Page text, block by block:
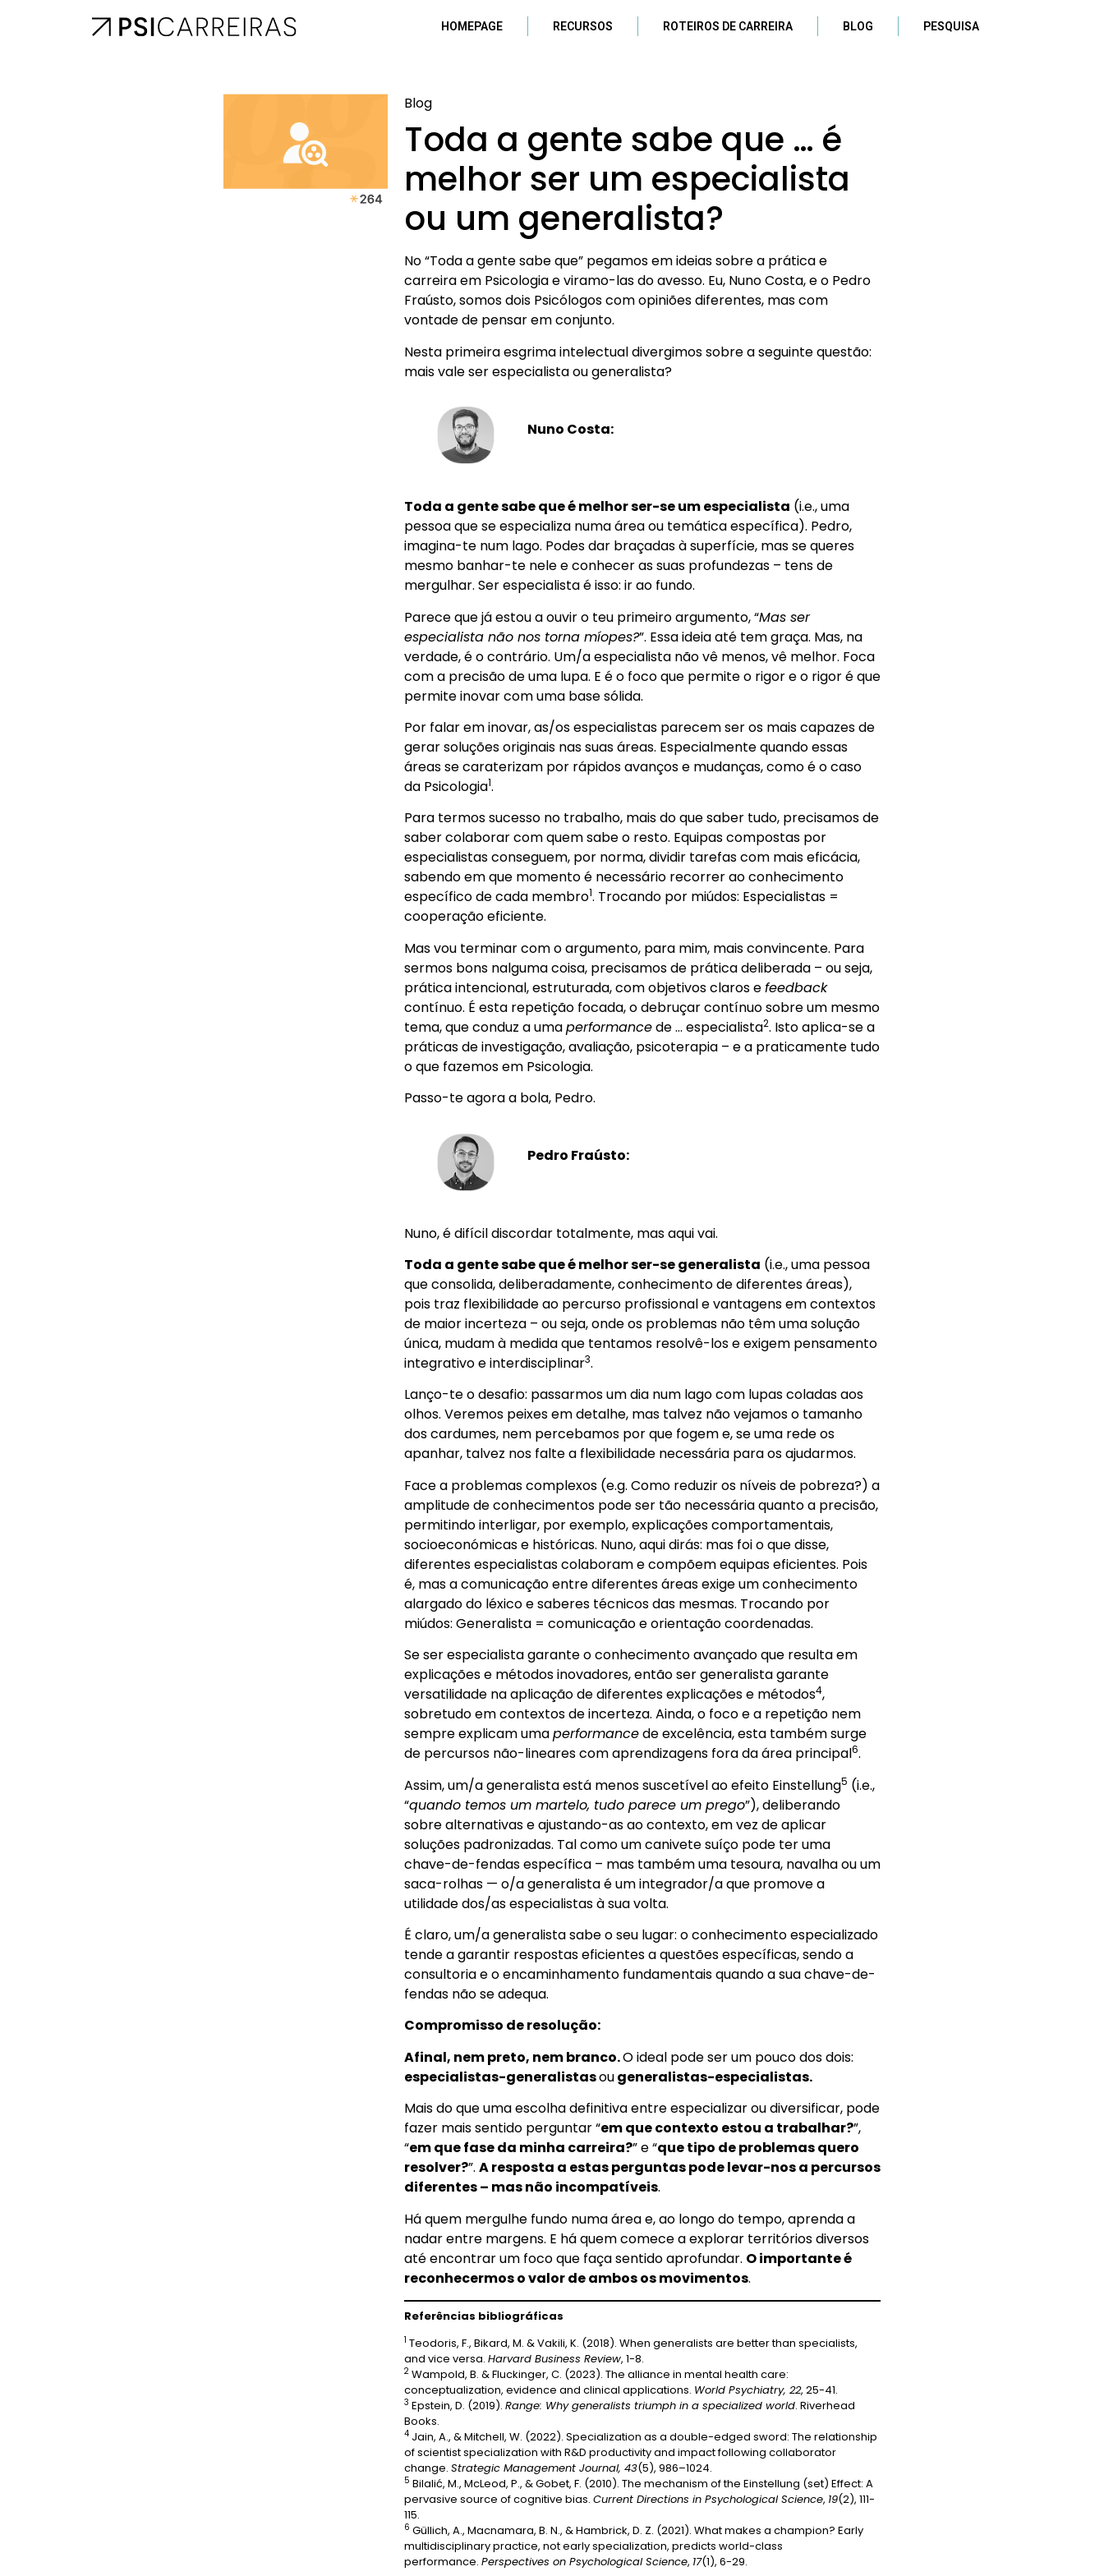
HOMEPAGE RECURSOS ROTEIROS DE CARREIRA BLOG PESQUISA
Blog
Toda a gente sabe que … é
melhor ser um especialista
ou um generalista?
No “Toda a gente sabe que” pegamos em ideias sobre a prática e
carreira em Psicologia e viramo-las do avesso. Eu, Nuno Costa, e o Pedro
Fraústo, somos dois Psicólogos com opiniões diferentes, mas com
vontade de pensar em conjunto.
Nesta primeira esgrima intelectual divergimos sobre a seguinte questão:
mais vale ser especialista ou generalista?
Nuno Costa:
Toda a gente sabe que é melhor ser-se um especialista (i.e., uma
pessoa que se especializa numa área ou temática específica). Pedro,
imagina-te num lago. Podes dar braçadas à superfície, mas se queres
mesmo banhar-te nele e conhecer as suas profundezas – tens de
mergulhar. Ser especialista é isso: ir ao fundo.
Parece que já estou a ouvir o teu primeiro argumento, “Mas ser
especialista não nos torna míopes?”. Essa ideia até tem graça. Mas, na
verdade, é o contrário. Um/a especialista não vê menos, vê melhor. Foca
com a precisão de uma lupa. E é o foco que permite o rigor e o rigor é que
permite inovar com uma base sólida.
Por falar em inovar, as/os especialistas parecem ser os mais capazes de
gerar soluções originais nas suas áreas. Especialmente quando essas
áreas se caraterizam por rápidos avanços e mudanças, como é o caso
da Psicologia1.
Para termos sucesso no trabalho, mais do que saber tudo, precisamos de
saber colaborar com quem sabe o resto. Equipas compostas por
especialistas conseguem, por norma, dividir tarefas com mais eficácia,
sabendo em que momento é necessário recorrer ao conhecimento
específico de cada membro1. Trocando por miúdos: Especialistas =
cooperação eficiente.
Mas vou terminar com o argumento, para mim, mais convincente. Para
sermos bons nalguma coisa, precisamos de prática deliberada – ou seja,
prática intencional, estruturada, com objetivos claros efeedback
contínuo. É esta repetição focada, o debruçar contínuo sobre um mesmo
tema, que conduz a umaperformancede … especialista2. Isto aplica-se a
práticas de investigação, avaliação, psicoterapia – e a praticamente tudo
o que fazemos em Psicologia.
Passo-te agora a bola, Pedro.
Pedro Fraústo:
Nuno, é difícil discordar totalmente, mas aqui vai.
Toda a gente sabe que é melhor ser-se generalista (i.e., uma pessoa
que consolida, deliberadamente, conhecimento de diferentes áreas),
pois traz flexibilidade ao percurso profissional e vantagens em contextos
de maior incerteza – ou seja, onde os problemas não têm uma solução
única, mudam à medida que tentamos resolvê-los e exigem pensamento
integrativo e interdisciplinar3.
Lanço-te o desafio: passarmos um dia num lago com lupas coladas aos
olhos. Veremos peixes em detalhe, mas talvez não vejamos o tamanho
dos cardumes, nem percebamos por que fogem e, se uma rede os
apanhar, talvez nos falte a flexibilidade necessária para os ajudarmos.
Face a problemas complexos (e.g. Como reduzir os níveis de pobreza?) a
amplitude de conhecimentos pode ser tão necessária quanto a precisão,
permitindo interligar, por exemplo, explicações comportamentais,
socioeconómicas e históricas. Nuno, aqui dirás: mas foi o que disse,
diferentes especialistas colaboram e compõem equipas eficientes. Pois
é, mas a comunicação entre diferentes áreas exige um conhecimento
alargado do léxico e saberes técnicos das mesmas. Trocando por
miúdos: Generalista = comunicação e orientação coordenadas.
Se ser especialista garante o conhecimento avançado que resulta em
explicações e métodos inovadores, então ser generalista garante
versatilidade na aplicação de diferentes explicações e métodos4,
sobretudo em contextos de incerteza. Ainda, o foco e a repetição nem
sempre explicam umaperformancede excelência, esta também surge
de percursos não-lineares com aprendizagens fora da área principal6.
Assim, um/a generalista está menos suscetível ao efeito Einstellung5 (i.e.,
“quando temos um martelo, tudo parece um prego”), deliberando
sobre alternativas e ajustando-as ao contexto, em vez de aplicar
soluções padronizadas. Tal como um canivete suíço pode ter uma
chave-de-fendas específica – mas também uma tesoura, navalha ou um
saca-rolhas — o/a generalista é um integrador/a que promove a
utilidade dos/as especialistas à sua volta.
É claro, um/a generalista sabe o seu lugar: o conhecimento especializado
tende a garantir respostas eficientes a questões específicas, sendo a
consultoria e o encaminhamento fundamentais quando a sua chave-de-
fendas não se adequa.
Compromisso de resolução:
Afinal, nem preto, nem branco.O ideal pode ser um pouco dos dois:
especialistas-generalistasougeneralistas-especialistas.
Mais do que uma escolha definitiva entre especializar ou diversificar, pode
fazer mais sentido perguntar “em que contexto estou a trabalhar?”,
“em que fase da minha carreira?” e “que tipo de problemas quero
resolver?”. A resposta a estas perguntas pode levar-nos a percursos
diferentes – mas não incompatíveis.
Há quem mergulhe fundo numa área e, ao longo do tempo, aprenda a
nadar entre margens. E há quem comece a explorar territórios diversos
até encontrar um foco que faça sentido aprofundar. O importante é
reconhecermos o valor de ambos os movimentos.
Referências bibliográficas
1 Teodoris, F., Bikard, M. & Vakili, K. (2018). When generalists are better than specialists,
and vice versa. Harvard Business Review, 1-8.
2 Wampold, B. & Fluckinger, C. (2023). The alliance in mental health care:
conceptualization, evidence and clinical applications. World Psychiatry, 22, 25-41.
3 Epstein, D. (2019). Range: Why generalists triumph in a specialized world. Riverhead
Books.
4 Jain, A., & Mitchell, W. (2022). Specialization as a double-edged sword: The relationship
of scientist specialization with R&D productivity and impact following collaborator
change. Strategic Management Journal, 43(5), 986–1024.
5 Bilalić, M., McLeod, P., & Gobet, F. (2010). The mechanism of the Einstellung (set) Effect: A
pervasive source of cognitive bias. Current Directions in Psychological Science, 19(2), 111-
115.
6 Güllich, A., Macnamara, B. N., & Hambrick, D. Z. (2021). What makes a champion? Early
multidisciplinary practice, not early specialization, predicts world-class
performance. Perspectives on Psychological Science, 17(1), 6-29.